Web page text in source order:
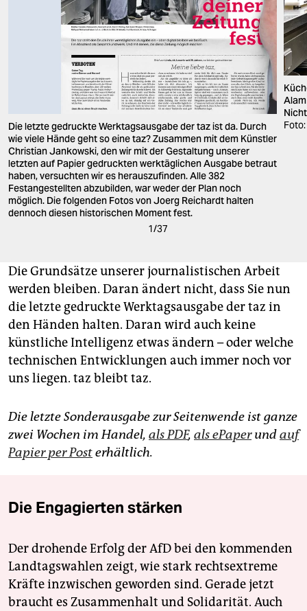
Die letzte gedruckte Werktagsausgabe der taz ist da. Durch
wie viele Hände geht so eine taz? Zusammen mit dem Künstler
Christian Jankowski, den wir mit der Gestaltung unserer
letzten auf Papier gedruckten werktäglichen Ausgabe betraut
haben, versuchten wir es herauszufinden. Alle 382
Festangestellten abzubilden, war weder der Plan noch
möglich. Die folgenden Fotos von Joerg Reichardt halten
dennoch diesen historischen Moment fest.
1/37
Die Grundsätze unserer journalistischen Arbeit
werden bleiben. Daran ändert nicht, dass Sie nun
die letzte gedruckte Werktagsausgabe der taz in
den Händen halten. Daran wird auch keine
künstliche Intelligenz etwas ändern – oder welche
technischen Entwicklungen auch immer noch vor
uns liegen. taz bleibt taz.
Die letzte Sonderausgabe zur Seitenwende ist ganze
zwei Wochen im Handel, als PDF, als ePaperundauf
Papier per Posterhältlich.
Die Engagierten stärken
Der drohende Erfolg der AfD bei den kommenden
Landtagswahlen zeigt, wie stark rechtsextreme
Kräfte inzwischen geworden sind. Gerade jetzt
braucht es Zusammenhalt und Solidarität. Auch